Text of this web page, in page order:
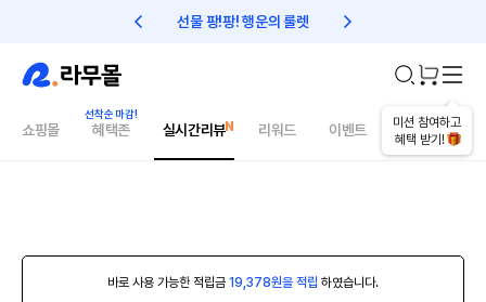
선물 팡!팡! 행운의 룰렛 친구초대 1만원 리워드!
미션 참여하고
혜택 받기!
쇼핑몰 혜택존 실시간리뷰 리워드 이벤트 건강매거진
바로 사용 가능한 적립금 19,378원을 적립 하였습니다.